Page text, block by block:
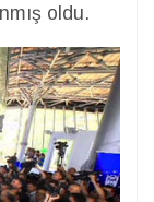
oldu.